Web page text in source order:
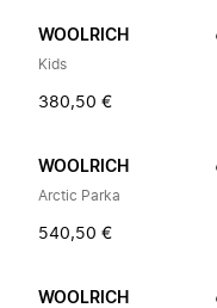
WOOLRICH
Kids
380,50 €
WOOLRICH
Arctic Parka
540,50 €
WOOLRICH